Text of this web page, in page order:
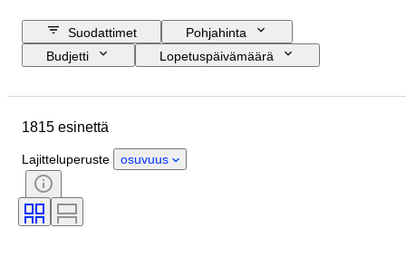
Suodattimet
Pohjahinta
Budjetti
Lopetuspäivämäärä
Kunto
Tyylisuuntaus
Painos
Kieli
Objektiivin kiinnitys
Videonauhurin tyyppi
1815 esinettä
Lajitteluperuste osuvuus